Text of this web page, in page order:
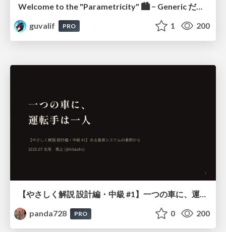
Welcome to the "Parametricity" 🏙️ − Generic だけど Specific な世界 −
guvalif
PRO 1 200
【やさしく解説 設計編・中級 #1】一つの車に、運転手は一人 ～ある倉庫システムの事例から～
panda728
PRO 0 200